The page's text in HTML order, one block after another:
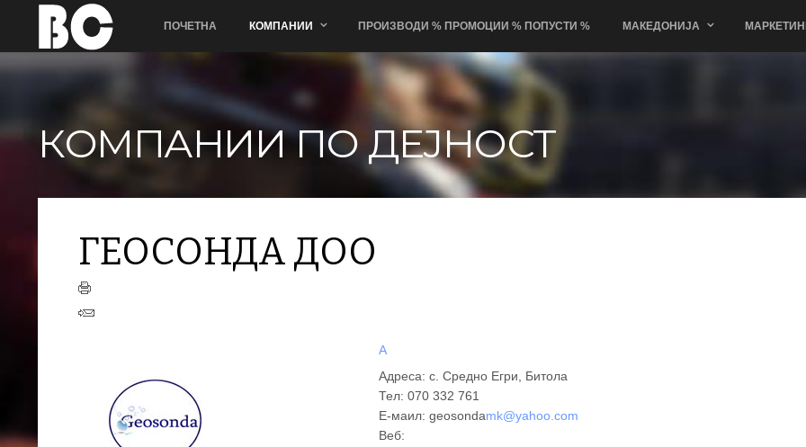
ПОЧЕТНА КОМПАНИИ ПРОИЗВОДИ % ПРОМОЦИИ % ПОПУСТИ % МАКЕДОНИЈА
КОМПАНИИ ПО ДЕЈНОСТ
ГЕОСОНДА ДОО
А
Адреса: с. Средно Егри, Битола
Тел: 070 332 761
Е-маил: geosondаmk@yahoo.com
Веб: